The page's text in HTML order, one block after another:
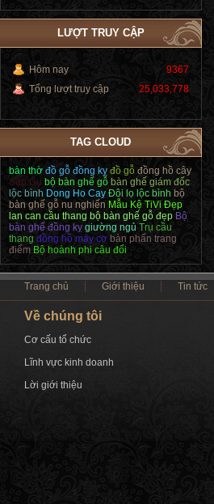
LƯỢT TRUY CẬP
Hôm nay
9367
Tổng lượt truy cập
25,033,778
TAG CLOUD
bàn thờ đồ gỗ đồng kỵ đồ gỗ đồng hồ cây
Sập Gụ bộ bàn ghế gỗ bàn ghế giám đốc
lộc bình Dong Ho Cay Đôi lọ lộc bình bộ
bàn ghế gỗ nu nghiến Mẫu Kệ TiVi Đẹp
lan can cầu thang bộ bàn ghế gỗ đẹp Bộ
bàn ghế đồng kỵ giường ngủ Trụ cầu
thang đồng hồ máy cơ bàn phấn trang
điểm Bộ hoành phi câu đối
Trang chủ Giới thiệu Tin tức
Về chúng tôi
Cơ cấu tổ chức
Lĩnh vực kinh doanh
Lời giới thiệu